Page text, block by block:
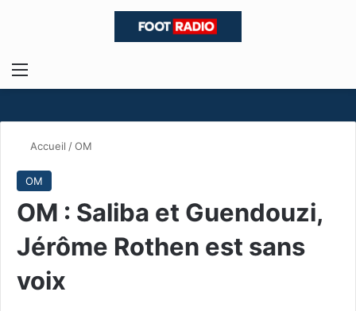
Menu
Accueil /OM
OM
OM : Saliba et Guendouzi,
Jérôme Rothen est sans
voix